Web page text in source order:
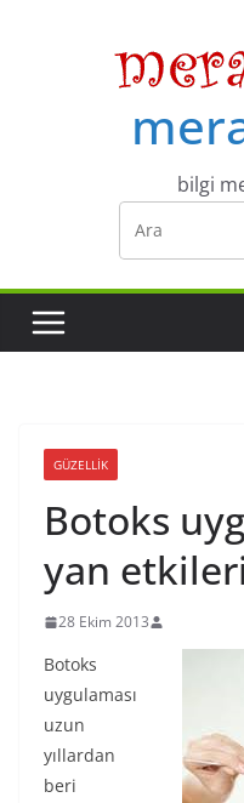
bilgi
GÜZELLIK
Botoks
yan
28 Ekim 2013
Botoks
uygulaması
uzun
yıllardan
beri